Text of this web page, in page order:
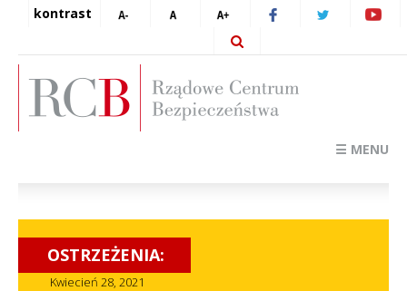
kontrast
☰ MENU
OSTRZEŻENIA:
Kwiecień 28, 2021